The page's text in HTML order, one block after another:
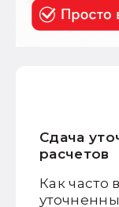
Сдача
расчетов
Как часто